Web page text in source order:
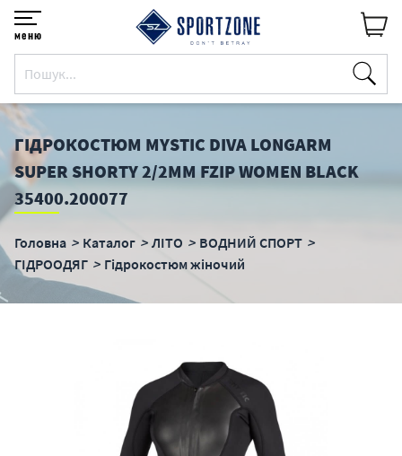
меню
ГІДРОКОСТЮМ MYSTIC DIVA LONGARM
SUPER SHORTY 2/2MM FZIP WOMEN BLACK
35400.200077
Головна Каталог ЛІТО
ВОДНИЙ СПОРТ
ГІДРООДЯГ
Гідрокостюм жіночий